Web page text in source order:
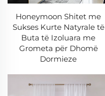
Honeymoon Shitet me
Sukses Kurte Natyrale të
Buta të Izoluara me
Grometa për Dhomë
Dormieze